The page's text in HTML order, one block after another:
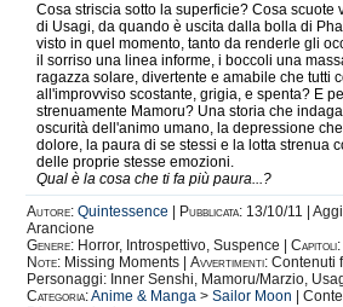
Cosa striscia sotto la superficie? Cosa scuote
di Usagi, da quando è uscita dalla bolla di
visto in quel momento, tanto da renderle gli
il sorriso una linea informe, i boccoli una
ragazza solare, divertente e amabile che tutti
all'improvviso scostante, grigia, e spenta? E
strenuamente Mamoru? Una storia che
oscurità dell'animo umano, la depressione
dolore, la paura di se stessi e la lotta strenua
delle proprie stesse emozioni.
Qual è la cosa che ti fa più paura...?
Autore: Quintessence Pubblicata: 13/10/11 |
Arancione
Genere: Horror, Introspettivo, Suspence | Capitoli:
Note: Missing Moments | Avvertimenti: Contenuti
Personaggi: Inner Senshi, Mamoru/Marzio,
Categoria:Anime & Manga > Sailor Moon |